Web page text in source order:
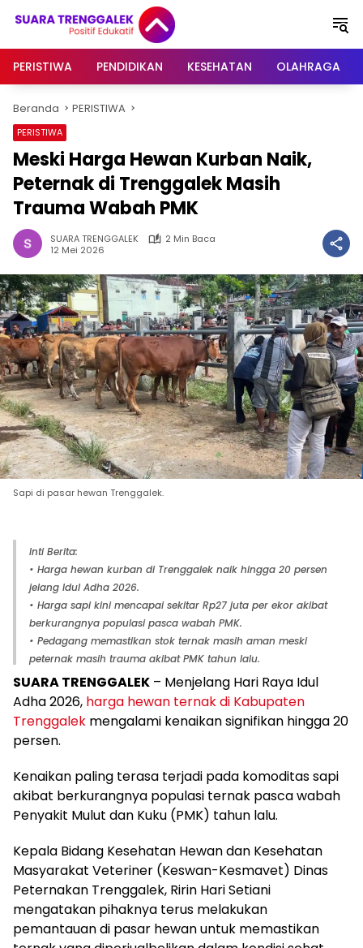
PERISTIWA
PENDIDIKAN KESEHATAN OLAHRAGA
Beranda PERISTIWA
PERISTIWA
Meski Harga Hewan Kurban Naik,
Peternak di Trenggalek Masih
Trauma Wabah PMK
SUARA TRENGGALEK
2 Min Baca
12 Mei 2026
Sapi di pasar hewan Trenggalek.
Inti Berita:
• Harga hewan kurban di Trenggalek naik hingga 20 persen
jelang Idul Adha 2026.
• Harga sapi kini mencapai sekitar Rp27 juta per ekor akibat
berkurangnya populasi pasca wabah PMK.
• Pedagang memastikan stok ternak masih aman meski
peternak masih trauma akibat PMK tahun lalu.
SUARA TRENGGALEK – Menjelang Hari Raya Idul
Adha 2026, harga hewan ternak di Kabupaten
Trenggalek mengalami kenaikan signifikan hingga 20
persen.
Kenaikan paling terasa terjadi pada komoditas sapi
akibat berkurangnya populasi ternak pasca wabah
Penyakit Mulut dan Kuku (PMK) tahun lalu.
Kepala Bidang Kesehatan Hewan dan Kesehatan
Masyarakat Veteriner (Keswan-Kesmavet) Dinas
Peternakan Trenggalek, Ririn Hari Setiani
mengatakan pihaknya terus melakukan
pemantauan di pasar hewan untuk memastikan